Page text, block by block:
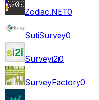
Zodiac.NET0
SutiSurvey0
Surveyi2i0
SurveyFactory0